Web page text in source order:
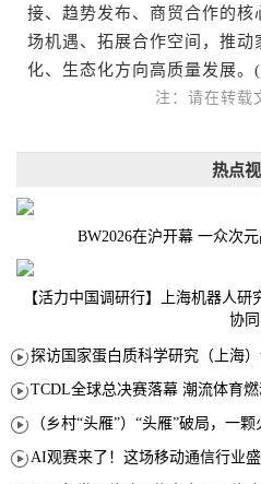
接、趋势发布、商贸合作的
场机遇、拓展合作空间，推
化、生态化方向高质量发展。
注：请在转
热点
BW2026在沪开幕 一众次
【活力中国调研行】上海机器人
协同
TCDL全球总决赛落幕 潮流体育燃